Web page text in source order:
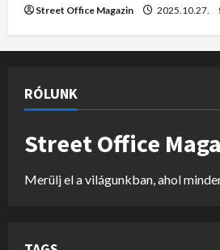
Street Office Magazin 2025.10.27.
RÓLUNK
Street Office
Merülj el a világunkban, ahol